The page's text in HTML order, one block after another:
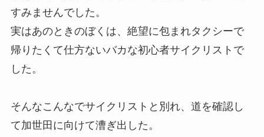
すみませんでした。
実はあのときのぼくは、絶望に包まれタクシーで
帰りたくて仕方ないバカな初心者サイクリストで
した。
そんなこんなでサイクリストと別れ、道を確認し
て加世田に向けて漕ぎ出した。